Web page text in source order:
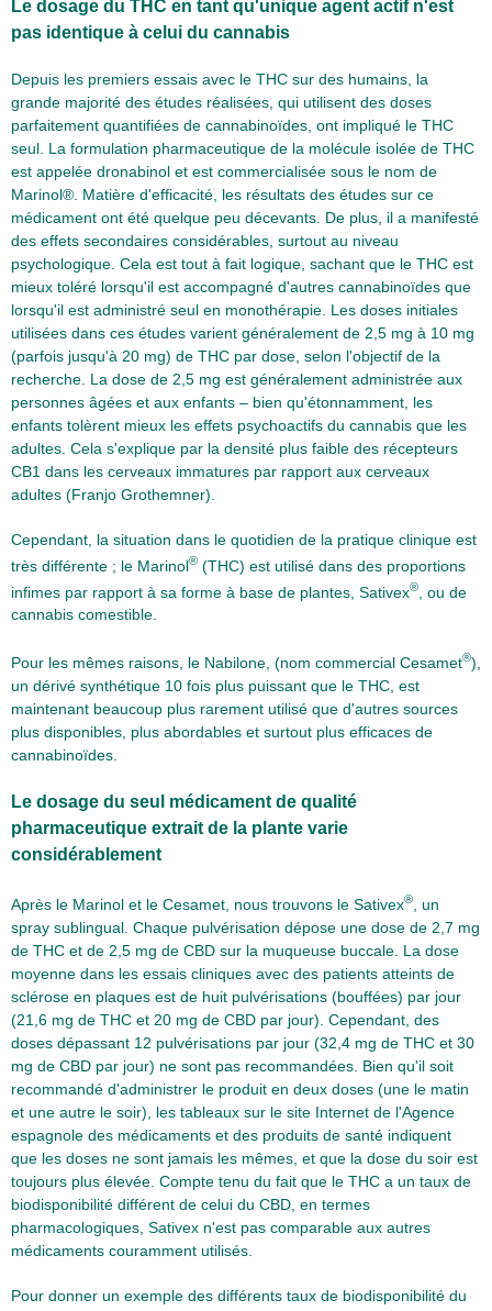
Le dosage du THC en tant qu'unique agent actif n'est
pas identique à celui du cannabis
Depuis les premiers essais avec le THC sur des humains, la
grande majorité des études réalisées, qui utilisent des doses
parfaitement quantifiées de cannabinoïdes, ont impliqué le THC
seul. La formulation pharmaceutique de la molécule isolée de THC
est appelée dronabinol et est commercialisée sous le nom de
Marinol®. Matière d'efficacité, les résultats des études sur ce
médicament ont été quelque peu décevants. De plus, il a manifesté
des effets secondaires considérables, surtout au niveau
psychologique. Cela est tout à fait logique, sachant que le THC est
mieux toléré lorsqu'il est accompagné d'autres cannabinoïdes que
lorsqu'il est administré seul en monothérapie. Les doses initiales
utilisées dans ces études varient généralement de 2,5 mg à 10 mg
(parfois jusqu'à 20 mg) de THC par dose, selon l'objectif de la
recherche. La dose de 2,5 mg est généralement administrée aux
personnes âgées et aux enfants – bien qu'étonnamment, les
enfants tolèrent mieux les effets psychoactifs du cannabis que les
adultes. Cela s'explique par la densité plus faible des récepteurs
CB1 dans les cerveaux immatures par rapport aux cerveaux
adultes (Franjo Grothemner).
Cependant, la situation dans le quotidien de la pratique clinique est
très différente ; le Marinol® (THC) est utilisé dans des proportions
infimes par rapport à sa forme à base de plantes, Sativex®
, ou de
cannabis comestible.
Pour les mêmes raisons, le Nabilone, (nom commercial Cesamet®),
un dérivé synthétique 10 fois plus puissant que le THC, est
maintenant beaucoup plus rarement utilisé que d'autres sources
plus disponibles, plus abordables et surtout plus efficaces de
cannabinoïdes.
Le dosage du seul médicament de qualité
pharmaceutique extrait de la plante varie
considérablement
Après le Marinol et le Cesamet, nous trouvons le Sativex®
, un
spray sublingual. Chaque pulvérisation dépose une dose de 2,7 mg
de THC et de 2,5 mg de CBD sur la muqueuse buccale. La dose
moyenne dans les essais cliniques avec des patients atteints de
sclérose en plaques est de huit pulvérisations (bouffées) par jour
(21,6 mg de THC et 20 mg de CBD par jour). Cependant, des
doses dépassant 12 pulvérisations par jour (32,4 mg de THC et 30
mg de CBD par jour) ne sont pas recommandées. Bien qu'il soit
recommandé d'administrer le produit en deux doses (une le matin
et une autre le soir), les tableaux sur le site Internet de l'Agence
espagnole des médicaments et des produits de santé indiquent
que les doses ne sont jamais les mêmes, et que la dose du soir est
toujours plus élevée. Compte tenu du fait que le THC a un taux de
biodisponibilité différent de celui du CBD, en termes
pharmacologiques, Sativex n'est pas comparable aux autres
médicaments couramment utilisés.
Pour donner un exemple des différents taux de biodisponibilité du